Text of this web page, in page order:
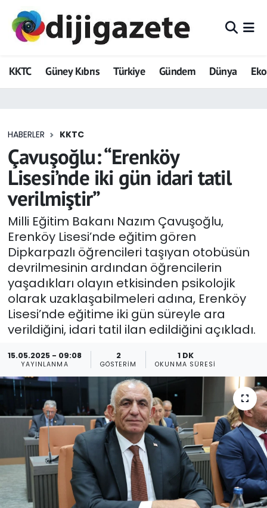
KKTC Güney Kıbrıs Türkiye Gündem Dünya
HABERLER KKTC
Çavuşoğlu: “Erenköy
Lisesi’nde iki gün idari tatil
verilmiştir”
Milli Eğitim Bakanı Nazım Çavuşoğlu,
Erenköy Lisesi’nde eğitim gören
Dipkarpazlı öğrencileri taşıyan otobüsün
devrilmesinin ardından öğrencilerin
yaşadıkları olayın etkisinden psikolojik
olarak uzaklaşabilmeleri adına, Erenköy
Lisesi’nde eğitime iki gün süreyle ara
verildiğini, idari tatil ilan edildiğini açıkladı.
15.05.2025 - 09:08
YAYINLANMA
2
GÖSTERIM
1 DK
OKUNMA SÜRESI
ADVERTORIAL
Dijigazete
Eğitim
Ekonomi
Foto Galeri
GEZİ
Güncel
Gündem
KKTC
KKTC YEREL SEÇİM 2018
Kültür Sanat
Magazin
Moda
Nöbetçi Eczaneler
Otomobil Dünyası
Hava Durumu
Trafik Durumu
Tüm Manşetler
Son Dakika Haberleri
Haber Arşivi